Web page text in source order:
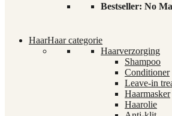
Bestseller: No
HaarHaar categorie
Haarverzorging
Shampoo
Conditioner
Leave-in
Haarmasker
Haarolie